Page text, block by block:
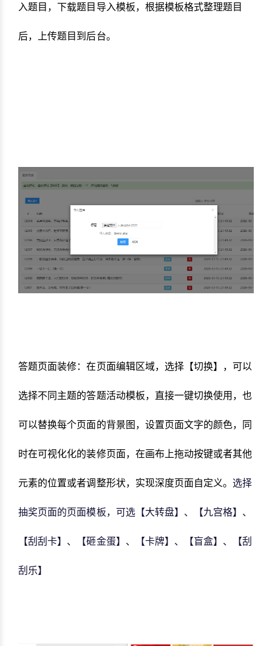
入题目，下载题目导入模板，根据模板格式整理题目
后，上传题目到后台。
答题页面装修：在页面编辑区域，选择【切换】，可以
选择不同主题的答题活动模板，直接一键切换使用，也
可以替换每个页面的背景图，设置页面文字的颜色，同
时在可视化化的装修页面，在画布上拖动按键或者其他
元素的位置或者调整形状，实现深度页面自定义。选择
抽奖页面的页面模板，可选【大转盘】、【九宫格】、
【刮刮卡】、【砸金蛋】、【卡牌】、【盲盒】、【刮
刮乐】